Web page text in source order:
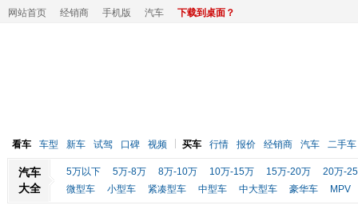
网站首页 经销商 手机版 汽车 下载到桌面？
看车 车型 新车 试驾 口碑 视频 买车 行情 报价 经销商 汽车 二手车
汽车
大全
5万以下 5万-8万 8万-10万 10万-15万 15万-20万
20万-
微型车
小型车 紧凑型车 中型车 中大型车 豪华车 MPV